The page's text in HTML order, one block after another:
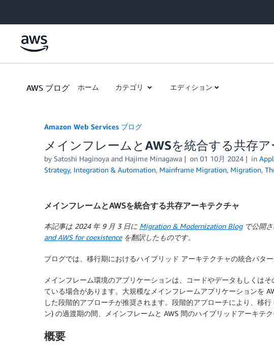
AWS ブログ ホーム カテゴリ エディション
Amazon Web Services ブログ
メインフレームとAWSを統合する共存
by Satoshi Haginoya and Hajime Minagawa on 01 10月 2024 in
Strategy, Integration & Automation, Mainframe Migration, Migration,
メインフレームとAWSを統合する共存アーキテクチャ
本記事は 2024 年 9 月 3 日に Migration & Modernization Blogで公開さ
and AWS for coexistenceを翻訳したものです。
ブログでは、移行期におけるハイブリッド アーキテクチャの統合パタ
メインフレーム環境のアプリケーションは、コードやデータもしくは
ている場合があります。大規模なメインフレームアプリケーションを
した段階的アプローチが推奨されます。段階的アプローチにより、移
ン) の過渡期の間、メインフレームと AWS 間のハイブリッドアーキテ
概要